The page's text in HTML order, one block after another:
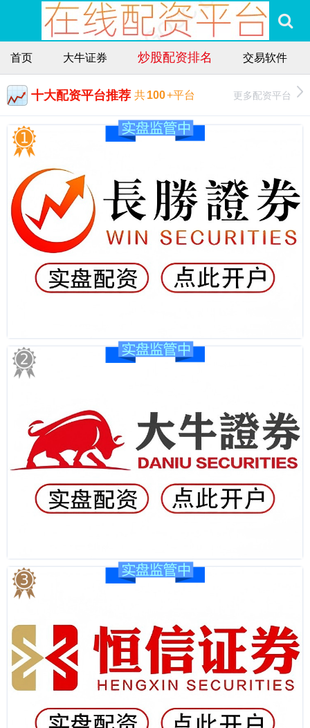
首页 大牛证券 炒股配资排名 交易软件
十大配资平台推荐 共100+平台 更多配资平台